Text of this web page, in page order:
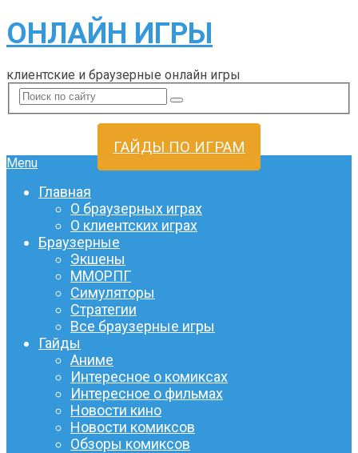
ОНЛАЙН ИГРЫ
клиентские и браузерные онлайн игры
ГАЙДЫ ПО ИГРАМ
Menu
Главная
О браузерных играх
О клиентских играх
Браузерные
Экшены
ММОРПГ
Симуляторы
Стратегии
Все браузерные игры
Гайды
Аниме
Интересное о комиксах
Интересное о фильмах
Новости кино
Новости комиксов
Обзоры комиксов